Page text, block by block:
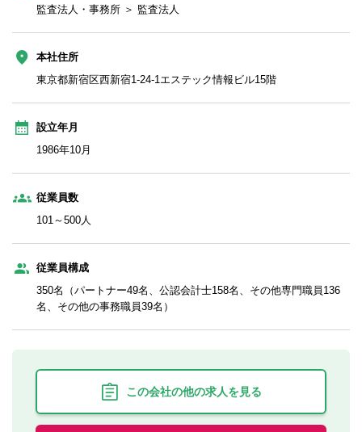
監査法人・事務所 ＞ 監査法人
本社住所
東京都新宿区西新宿1-24-1エステック情報ビル15階
設立年月
1986年10月
従業員数
101～500人
従業員構成
350名（パートナー49名、公認会計士158名、その他専門職員136
名、その他の事務職員39名）
この会社の他の求人を見る